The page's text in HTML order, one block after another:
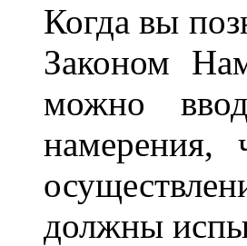
Когда вы
Законом
можно
намерения,
должны